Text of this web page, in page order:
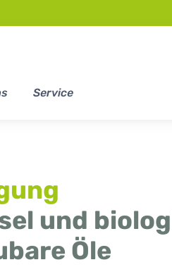
Service
und
Öle